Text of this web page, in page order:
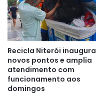
Recicla Niterói inaugura
novos pontos e amplia
atendimento com
funcionamento aos
domingos